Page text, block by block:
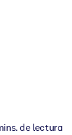
conocimientos
fiables y
de lectura